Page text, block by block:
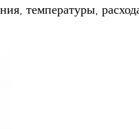
температуры,